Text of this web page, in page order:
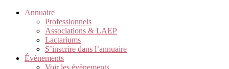
Annuaire
Professionnels
Associations & LAEP
Lactariums
S’inscrire dans l’annuaire
Évènements
Voir les évènements